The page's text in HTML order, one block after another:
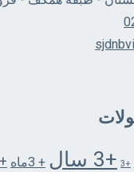
+3 +3 سال + 3ماه +4 سال